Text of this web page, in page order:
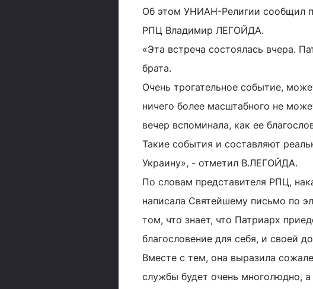
Об этом УНИАН-Религии сообщил
РПЦ Владимир ЛЕГОЙДА.
«Эта встреча состоялась вчера.
брата.
Очень трогательное событие,
ничего более масштабного не
вечер вспоминала, как ее
Такие события и составляют
Украину», - отметил В.ЛЕГОЙДА.
По словам представителя РПЦ,
написала Святейшему письмо по
том, что знает, что Патриарх
благословение для себя, и своей
Вместе с тем, она выразила
службы будет очень многолюдно,